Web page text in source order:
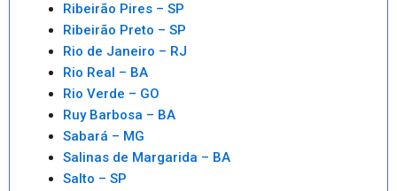
Ribeirão Pires – SP
Ribeirão Preto – SP
Rio de Janeiro – RJ
Rio Real – BA
Rio Verde – GO
Ruy Barbosa – BA
Sabará – MG
Salinas de Margarida – BA
Salto – SP